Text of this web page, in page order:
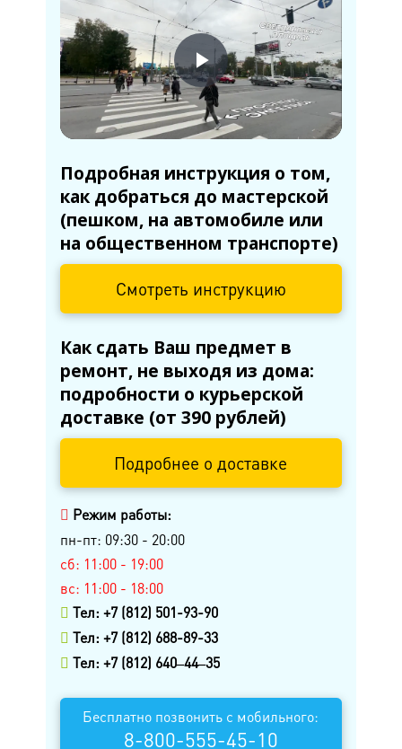
пр. Пятилеток, д.14, к.1
м. Выборгская
ул. Минеральная, д.13Ц
м. Ладожская
м. Парк Победы
пр. Юрия Гагарина, д.15
м. Московская
пр. Московский, 212, Дом Советов,
м. Фрунзенская
ул. Киевская, д.32В
м. Купчино
ул. Ярослава Гашека, д.4, к.1
ст. ЖД Колпино, ул. Тверская, д.1/13
м. Удельная
пр. Энгельса, д.19
Промзона Мягловская,
Всеволожский муниципальный
район, Ленинградская область, ​
м. Электросила
Подробная инструкция о том,
как добраться до мастерской
(пешком, на автомобиле или
на общественном транспорте)
Смотреть инструкцию
Как сдать Ваш предмет в
ремонт, не выходя из дома:
подробности о курьерской
доставке (от 390 рублей)
Подробнее о доставке
Режим работы:
пн-пт: 09:30 - 20:00
сб: 11:00 - 19:00
вс: 11:00 - 18:00
Тел: +7 (812) 501-93-90
Тел: +7 (812) 688-89-33
Тел: +7 (812) 640‒44‒35
Бесплатно позвонить с мобильного:
8-800-555-45-10